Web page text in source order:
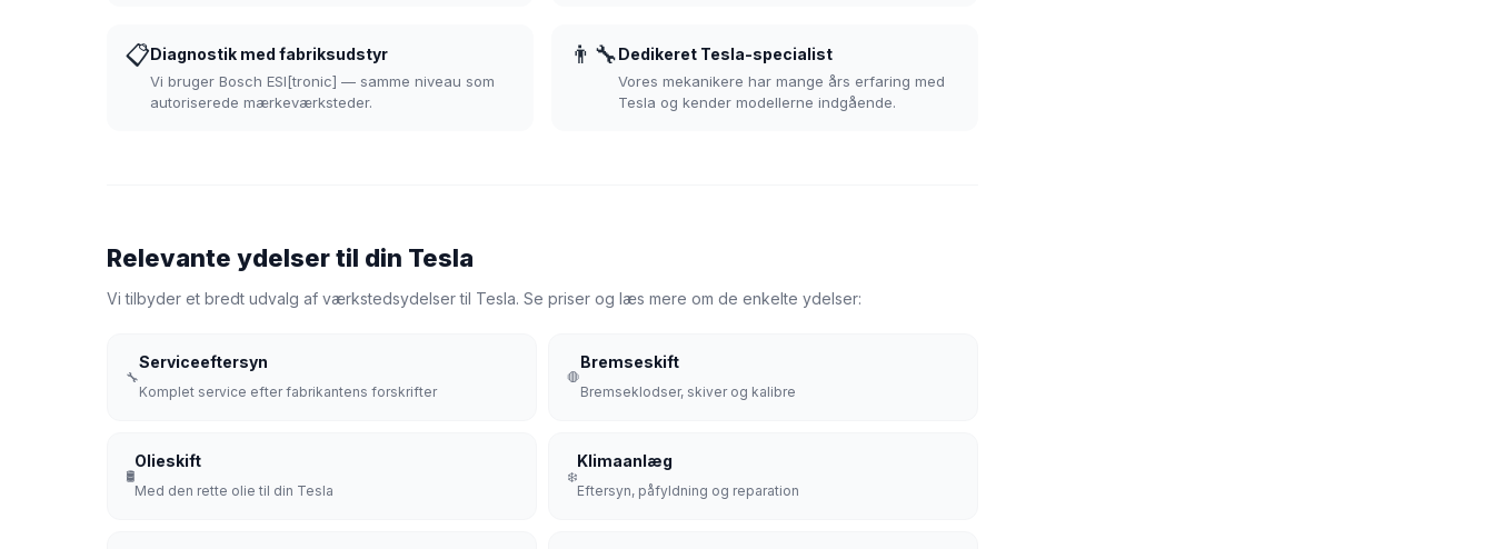
📋Diagnostik med fabriksudstyr
Vi bruger Bosch ESI[tronic] — samme niveau som
autoriserede mærkeværksteder.
👨‍🔧Dedikeret Tesla-specialist
Vores mekanikere har mange års erfaring med
Tesla og kender modellerne indgående.
Relevante ydelser til din Tesla
Vi tilbyder et bredt udvalg af værkstedsydelser til Tesla. Se priser og læs mere om de enkelte ydelser:
🔧
Serviceeftersyn
Komplet service efter fabrikantens forskrifter
🛑
Bremseskift
Bremseklodser, skiver og kalibre
🛢️
Olieskift
Med den rette olie til din Tesla
❄️
Klimaanlæg
Eftersyn, påfyldning og reparation